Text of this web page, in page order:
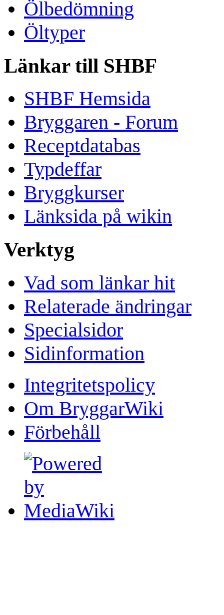
Ölbedömning
Öltyper
Länkar till SHBF
SHBF Hemsida
Bryggaren - Forum
Receptdatabas
Typdeffar
Bryggkurser
Länksida på wikin
Verktyg
Vad som länkar hit
Relaterade ändringar
Specialsidor
Sidinformation
Integritetspolicy
Om BryggarWiki
Förbehåll